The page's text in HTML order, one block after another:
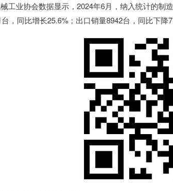
业协会数据显示，2024年6月，纳入统计的制
，同比增长25.6%；出口销量8942台，同比下降